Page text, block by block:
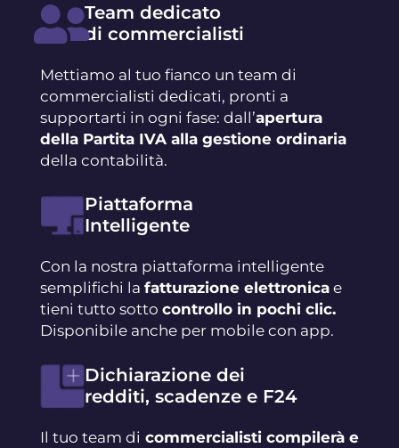
Team dedicato
di commercialisti
Mettiamo al tuo fianco un team di
commercialisti dedicati, pronti a
supportarti in ogni fase: dall’apertura
della Partita IVA alla gestione ordinaria
della contabilità.
Piattaforma
Intelligente
Con la nostra piattaforma intelligente
semplifichi la fatturazione elettronicae
tieni tutto sotto controllo in pochi clic.
Disponibile anche per mobile con app.
Dichiarazione dei
redditi, scadenze e F24
Il tuo team di commercialisti compilerà e